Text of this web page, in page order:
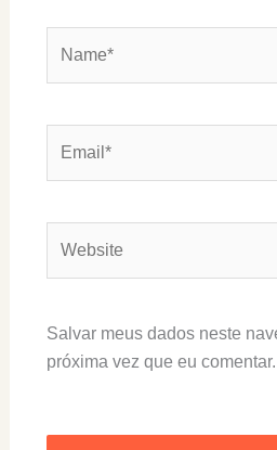
Salvar meus dados neste
próxima vez que eu comentar.